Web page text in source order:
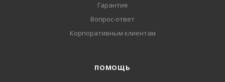
Гарантия
Вопрос-ответ
Корпоративным клиентам
ПОМОЩЬ